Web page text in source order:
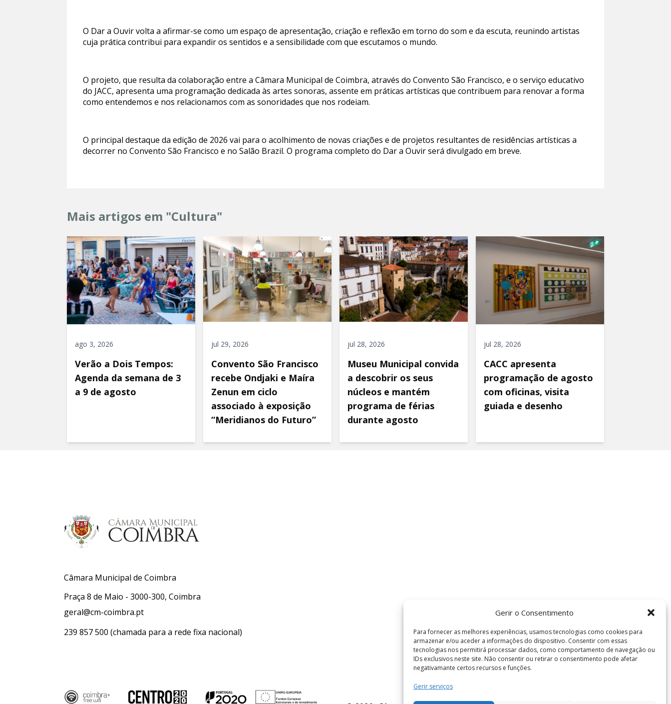
Gerir o Consentimento
Para fornecer as melhores experiências, usamos tecnologias como cookies para
armazenar e/ou aceder a informações do dispositivo. Consentir com essas
tecnologias nos permitirá processar dados, como comportamento de navegação ou
IDs exclusivos neste site. Não consentir ou retirar o consentimento pode afetar
negativamante certos recursos e funções.
Gerir serviços
O Dar a Ouvir volta a afirmar-se como um espaço de apresentação, criação e reflexão em torno do som e da escuta, reunindo artistas
cuja prática contribui para expandir os sentidos e a sensibilidade com que escutamos o mundo.
O projeto, que resulta da colaboração entre a Câmara Municipal de Coimbra, através do Convento São Francisco, e o serviço educativo
do JACC, apresenta uma programação dedicada às artes sonoras, assente em práticas artísticas que contribuem para renovar a forma
como entendemos e nos relacionamos com as sonoridades que nos rodeiam.
O principal destaque da edição de 2026 vai para o acolhimento de novas criações e de projetos resultantes de residências artísticas a
decorrer no Convento São Francisco e no Salão Brazil. O programa completo do Dar a Ouvir será divulgado em breve.
Mais artigos em "Cultura"
ago 3, 2026
Verão a Dois Tempos:
Agenda da semana de 3
a 9 de agosto
jul 29, 2026
Convento São Francisco
recebe Ondjaki e Maíra
Zenun em ciclo
associado à exposição
“Meridianos do Futuro”
jul 28, 2026
Museu Municipal convida
a descobrir os seus
núcleos e mantém
programa de férias
durante agosto
jul 28, 2026
CACC apresenta
programação de agosto
com oficinas, visita
guiada e desenho
Câmara Municipal de Coimbra
Praça 8 de Maio - 3000-300, Coimbra
geral@cm-coimbra.pt
239 857 500 (chamada para a rede fixa nacional)